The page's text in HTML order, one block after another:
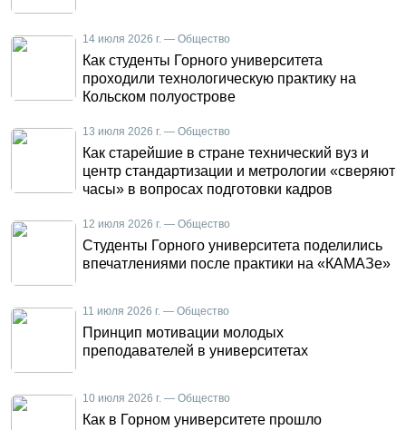
14 июля 2026 г. — Общество
Как студенты Горного университета
проходили технологическую практику на
Кольском полуострове
13 июля 2026 г. — Общество
Как старейшие в стране технический вуз и
центр стандартизации и метрологии «сверяют
часы» в вопросах подготовки кадров
12 июля 2026 г. — Общество
Студенты Горного университета поделились
впечатлениями после практики на «КАМАЗе»
11 июля 2026 г. — Общество
Принцип мотивации молодых
преподавателей в университетах
10 июля 2026 г. — Общество
Как в Горном университете прошло